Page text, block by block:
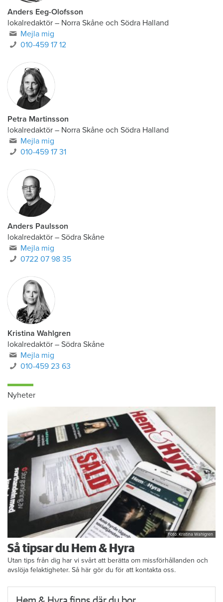
Anders Eeg-Olofsson
lokalredaktör – Norra Skåne och Södra Halland
Mejla mig
010-459 17 12
Petra Martinsson
lokalredaktör – Norra Skåne och Södra Halland
Mejla mig
010-459 17 31
Anders Paulsson
lokalredaktör – Södra Skåne
Mejla mig
0722 07 98 35
Kristina Wahlgren
lokalredaktör – Södra Skåne
Mejla mig
010-459 23 63
Nyheter
Foto: Kristina Wahlgren
Så tipsar du Hem & Hyra
Utan tips från dig har vi svårt att berätta om missförhållanden och
avslöja felaktigheter. Så här gör du för att kontakta oss.